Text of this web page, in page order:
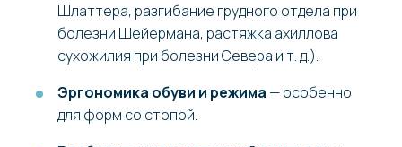
Шлаттера, разгибание грудного отдела при
болезни Шейермана, растяжка ахиллова
сухожилия при болезни Севера и т. д.).
Эргономика обуви и режима — особенно
для форм со стопой.